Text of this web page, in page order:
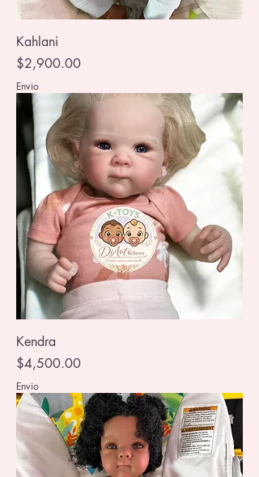
Kahlani
Precio
$2,900.00
Envio
Kendra
Precio
$4,500.00
Envio